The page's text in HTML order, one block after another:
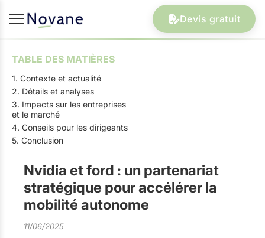
Devis gratuit
TABLE DES MATIÈRES
1. Contexte et actualité
2. Détails et analyses
3. Impacts sur les entreprises
et le marché
4. Conseils pour les dirigeants
5. Conclusion
Nvidia et ford : un partenariat
stratégique pour accélérer la
mobilité autonome
11/06/2025